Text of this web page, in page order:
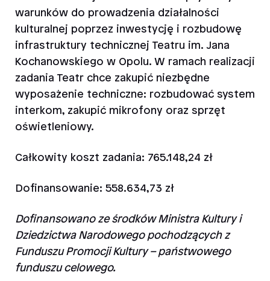
warunków do prowadzenia działalności
kulturalnej poprzez inwestycję i rozbudowę
infrastruktury technicznej Teatru im. Jana
Kochanowskiego w Opolu. W ramach realizacji
zadania Teatr chce zakupić niezbędne
wyposażenie techniczne: rozbudować system
interkom, zakupić mikrofony oraz sprzęt
oświetleniowy.
Całkowity koszt zadania: 765.148,24 zł
Dofinansowanie: 558.634,73 zł
Dofinansowano ze środków Ministra Kultury i
Dziedzictwa Narodowego pochodzących z
Funduszu Promocji Kultury – państwowego
funduszu celowego.